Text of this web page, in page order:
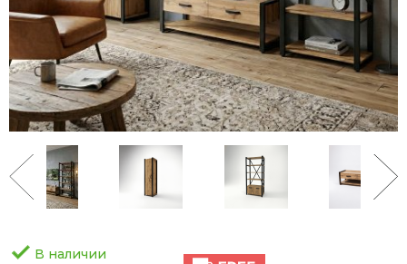
В наличии